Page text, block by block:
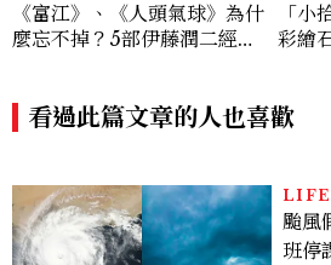
《富江》、《人頭氣球》為什
麼忘不掉？5部伊藤潤二經典
「
彩繪
看過此篇文章的人也喜歡
颱風
班停